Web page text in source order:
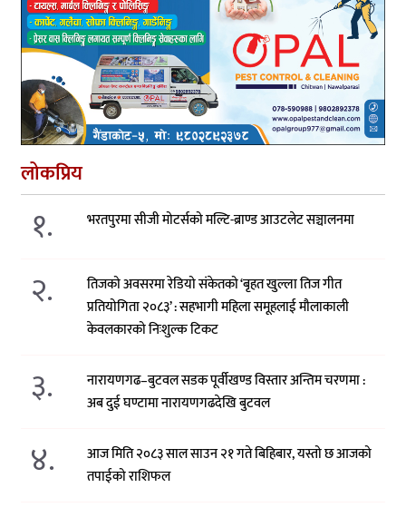
लोकप्रिय
१. भरतपुरमा सीजी मोटर्सको मल्टि-ब्राण्ड आउटलेट सञ्चालनमा
२.
तिजको अवसरमा रेडियो संकेतको ‘बृहत खुल्ला तिज गीत
प्रतियोगिता २०८३’ : सहभागी महिला समूहलाई मौलाकाली
केवलकारको निःशुल्क टिकट
३.
नारायणगढ–बुटवल सडक पूर्वीखण्ड विस्तार अन्तिम चरणमा :
अब दुई घण्टामा नारायणगढदेखि बुटवल
४.
आज मिति २०८३ साल साउन २१ गते बिहिबार, यस्तो छ आजको
तपाईको राशिफल